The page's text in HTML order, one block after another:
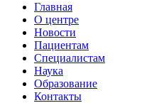
Главная
О центре
Новости
Пациентам
Специалистам
Наука
Образование
Контакты